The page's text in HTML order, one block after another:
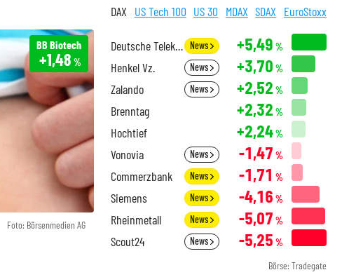
Foto: Börsenmedien AG
BB Biotech
+1,48 %
DAX US Tech 100 US 30 MDAX SDAX EuroStoxx
Deutsche Telekom News +5,49 %
Henkel Vz. News +3,70 %
Zalando News +2,52 %
Brenntag +2,32 %
Hochtief +2,24%
Vonovia News -1,47 %
Commerzbank News -1,71 %
Siemens News -4,16 %
Rheinmetall News -5,07 %
Scout24 News -5,25 %
Börse: Tradegate